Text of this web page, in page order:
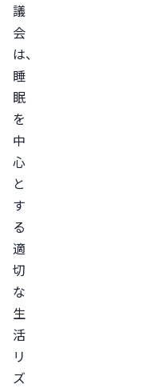
議
会
は、
睡
眠
を
中
心
と
す
る
適
切
な
生
活
リ
ズ